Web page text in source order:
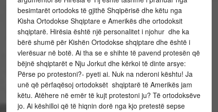
besimtarët ortodoks të gjithë Shqipërisë dhe këtu nga
Kisha Ortodokse Shqiptare e Amerikës dhe ortodoksit
shqiptarë. Hirësia është një personalitet i njohur dhe ka
bërë shumë për Kishën Ortodokse shqiptare dhe është i
vlerësuar në botë. Ai tha se e shihte të pavend protesën që
bëjnë shqiptarët e Nju Jorkut dhe kërkoi të dinte arsye:
Përse po protestoni?- pyeti ai. Nuk na nderoni kështu! Ja
unë që përfaqësoj ortodoksët shqiptarë të Amerikës jam
këtu. Atëhere në emër të kujt protestoni ju? Të ortodoksëve
jo. Ai këshilloi që të hiqnin dorë nga kjo pretestë sepse